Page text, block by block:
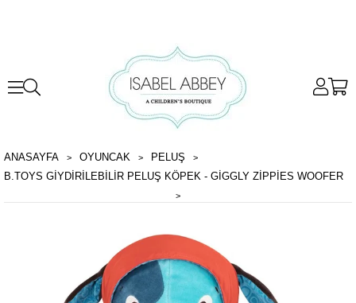
ANASAYFA OYUNCAK
PELUŞ
B.TOYS GIYDIRILEBILIR PELUŞ KÖPEK - GIGGLY ZIPPIES WOOFER